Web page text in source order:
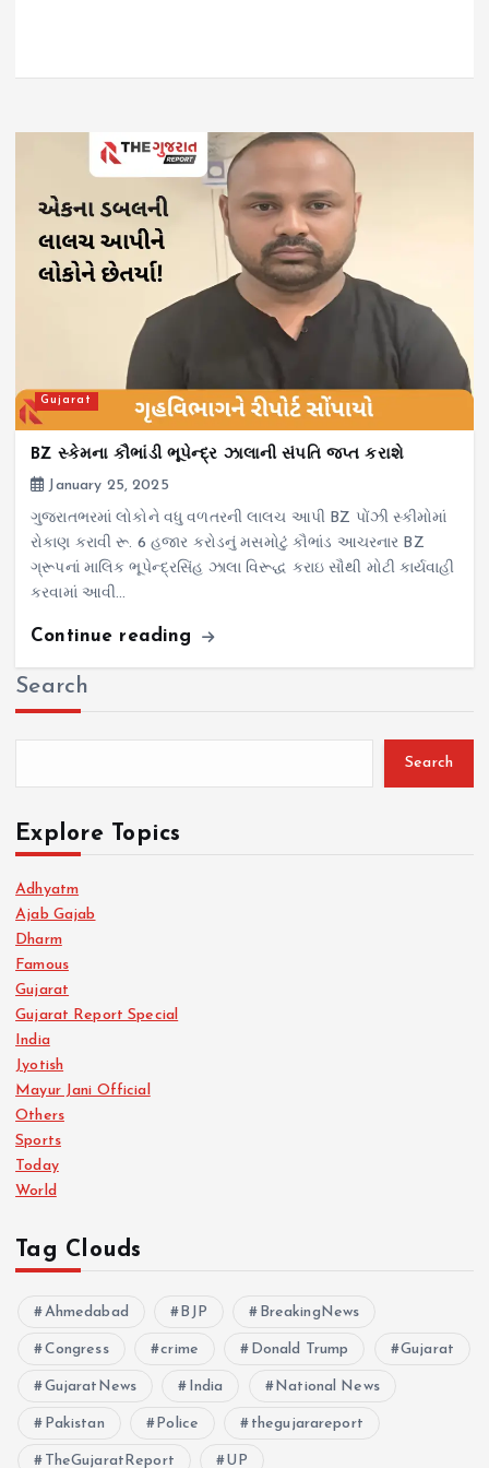
Gujarat
BZ સ્કેમના કૌભાંડી ભૂપેન્દ્ર ઝાલાની સંપતિ જપ્ત કરાશે
January 25, 2025
ગુજરાતભરમાં લોકોને વધુ વળતરની લાલચ આપી BZ પોંઝી સ્કીમોમાં
રોકાણ કરાવી રૂ. 6 હજાર કરોડનું મસમોટું કૌભાંડ આચરનાર BZ
ગ્રૂપનાં માલિક ભૂપેન્દ્રસિંહ ઝાલા વિરૂદ્ધ કરાઇ સૌથી મોટી કાર્યવાહી
કરવામાં આવી…
Continue reading
Search
Search
Explore Topics
Adhyatm
Ajab Gajab
Dharm
Famous
Gujarat
Gujarat Report Special
India
Jyotish
Mayur Jani Official
Others
Sports
Today
World
Tag Clouds
Ahmedabad BJP BreakingNews
Congress crime Donald Trump Gujarat
GujaratNews India National News
Pakistan Police thegujarareport
TheGujaratReport UP